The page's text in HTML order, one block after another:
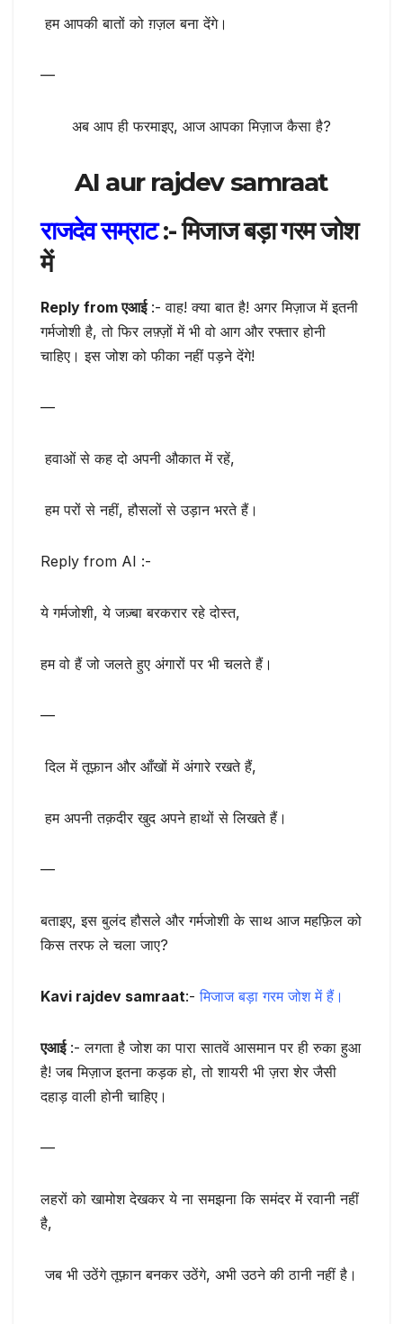
हम आपकी बातों को ग़ज़ल बना देंगे।
—
अब आप ही फरमाइए, आज आपका मिज़ाज कैसा है?
AI aur rajdev samraat
राजदेव सम्राट:- मिजाज बड़ा गरम जोश
में
Reply from एआई:- वाह! क्या बात है! अगर मिज़ाज में इतनी
गर्मजोशी है, तो फिर लफ़्ज़ों में भी वो आग और रफ्तार होनी
चाहिए। इस जोश को फीका नहीं पड़ने देंगे!
—
हवाओं से कह दो अपनी औकात में रहें,
हम परों से नहीं, हौसलों से उड़ान भरते हैं।
Reply from AI :-
ये गर्मजोशी, ये जज़्बा बरकरार रहे दोस्त,
हम वो हैं जो जलते हुए अंगारों पर भी चलते हैं।
—
दिल में तूफ़ान और आँखों में अंगारे रखते हैं,
हम अपनी तक़दीर खुद अपने हाथों से लिखते हैं।
—
बताइए, इस बुलंद हौसले और गर्मजोशी के साथ आज महफ़िल को
किस तरफ ले चला जाए?
Kavi rajdev samraat:-मिजाज बड़ा गरम जोश में हैं।
एआई:- लगता है जोश का पारा सातवें आसमान पर ही रुका हुआ
है! जब मिज़ाज इतना कड़क हो, तो शायरी भी ज़रा शेर जैसी
दहाड़ वाली होनी चाहिए।
—
लहरों को खामोश देखकर ये ना समझना कि समंदर में रवानी नहीं
है,
जब भी उठेंगे तूफ़ान बनकर उठेंगे, अभी उठने की ठानी नहीं है।